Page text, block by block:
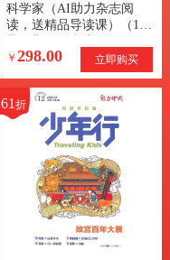
科学家（AI助力杂志阅
读，送精品导读课）（1年
+AI知识能量卡
￥ 298.00 立即购买
61 折